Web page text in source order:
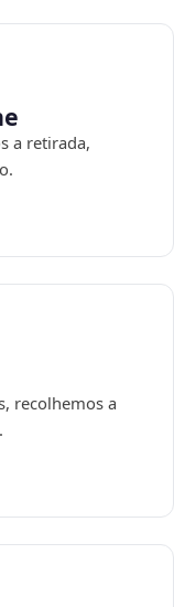
a retirada,
recolhemos a